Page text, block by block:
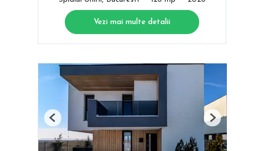
Vezi mai multe detalii
Previous Next